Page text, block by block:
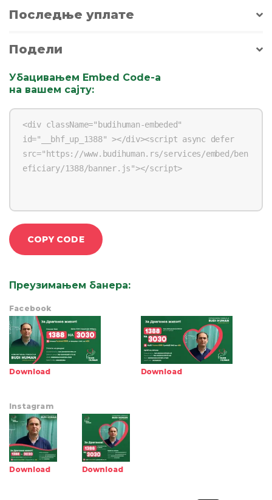
Последње уплате
Подели
Убацивањем Embed Code-a
на вашем сајту:
COPY CODE
Преузимањем банера:
Facebook
Download Download
Instagram
Download Download